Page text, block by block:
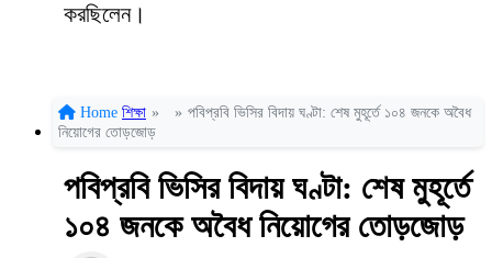
করছিলেন।
Home শিক্ষা » » পবিপ্রবি ভিসির বিদায় ঘণ্টা: শেষ মুহূর্তে ১০৪ জনকে অবৈধ
নিয়োগের তোড়জোড়
পবিপ্রবি ভিসির বিদায় ঘণ্টা: শেষ মুহূর্তে
১০৪ জনকে অবৈধ নিয়োগের তোড়জোড়